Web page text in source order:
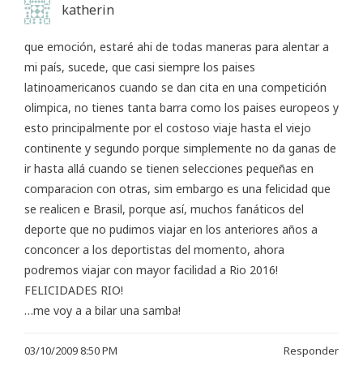
katherin
que emoción, estaré ahi de todas maneras para alentar a
mi país, sucede, que casi siempre los paises
latinoamericanos cuando se dan cita en una competición
olimpica, no tienes tanta barra como los paises europeos y
esto principalmente por el costoso viaje hasta el viejo
continente y segundo porque simplemente no da ganas de
ir hasta allá cuando se tienen selecciones pequeñas en
comparacion con otras, sim embargo es una felicidad que
se realicen e Brasil, porque así, muchos fanáticos del
deporte que no pudimos viajar en los anteriores años a
conconcer a los deportistas del momento, ahora
podremos viajar con mayor facilidad a Rio 2016!
FELICIDADES RIO!
…me voy a a bilar una samba!
03/10/2009 8:50 PM Responder